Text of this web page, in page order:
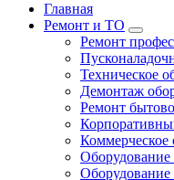
Главная
Ремонт и ТО
Ремонт
Техническое
Демонтаж
Ремонт
Коммерческое
Оборудование